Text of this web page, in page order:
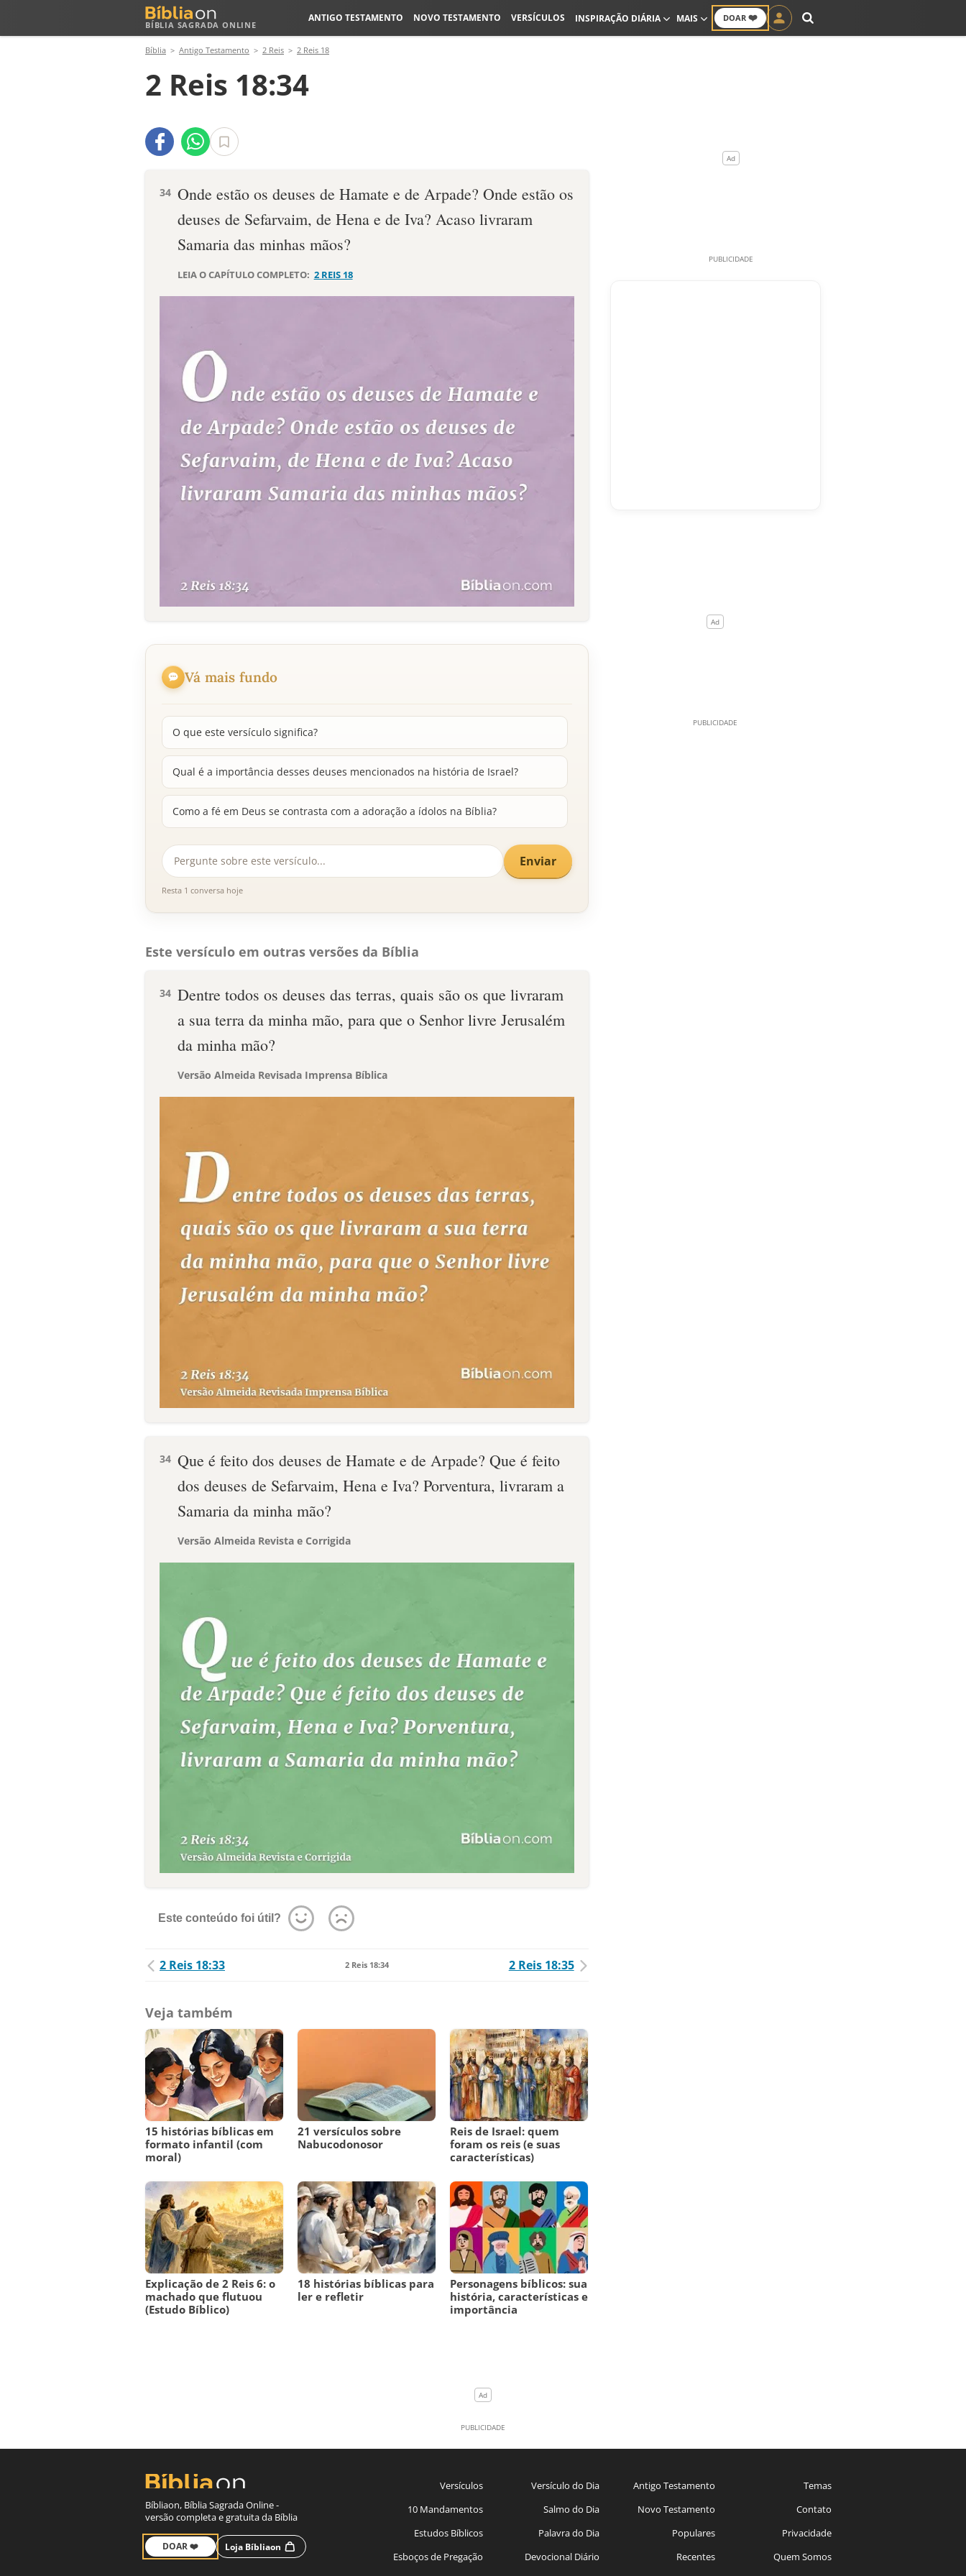
BÍBLIA SAGRADA ONLINE
DOAR ❤️
ANTIGO TESTAMENTO NOVO TESTAMENTO VERSÍCULOS INSPIRAÇÃO DIÁRIA MAIS
Bíblia Antigo Testamento 2 Reis 2 Reis 18
2 Reis 18:34
34 Onde estão os deuses de Hamate e de Arpade? Onde estão os
deuses de Sefarvaim, de Hena e de Iva? Acaso livraram
Samaria das minhas mãos?
LEIA O CAPÍTULO COMPLETO: 2 REIS 18
Vá mais fundo
O que este versículo significa?
Qual é a importância desses deuses mencionados na história de Israel?
Como a fé em Deus se contrasta com a adoração a ídolos na Bíblia?
Enviar
Resta 1 conversa hoje
Este versículo em outras versões da Bíblia
34 Dentre todos os deuses das terras, quais são os que livraram
a sua terra da minha mão, para que o Senhor livre Jerusalém
da minha mão?
Versão Almeida Revisada Imprensa Bíblica
34 Que é feito dos deuses de Hamate e de Arpade? Que é feito
dos deuses de Sefarvaim, Hena e Iva? Porventura, livraram a
Samaria da minha mão?
Versão Almeida Revista e Corrigida
Este conteúdo foi útil?
2 Reis 18:33 2 Reis 18:34 2 Reis 18:35
Veja também
15 histórias bíblicas em
formato infantil (com
moral)
21 versículos sobre
Nabucodonosor
Reis de Israel: quem
foram os reis (e suas
características)
Explicação de 2 Reis 6: o
machado que flutuou
(Estudo Bíblico)
18 histórias bíblicas para
ler e refletir
Personagens bíblicos: sua
história, características e
importância
Bíbliaon, Bíblia Sagrada Online -
versão completa e gratuita da Bíblia
DOAR ❤️ Loja Bíbliaon
Versículos
10 Mandamentos
Estudos Bíblicos
Esboços de Pregação
Versículo do Dia
Salmo do Dia
Palavra do Dia
Devocional Diário
Antigo Testamento
Novo Testamento
Populares
Recentes
Temas
Contato
Privacidade
Quem Somos